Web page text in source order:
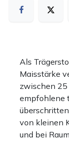
Als
Maisstärke
zwischen 25
empfohlene
von kleinen
und bei